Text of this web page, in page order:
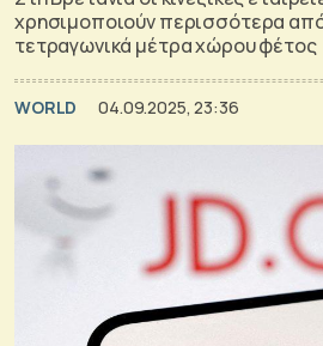
χρησιμοποιούν περισσότερα
τετραγωνικά μέτρα χώρου φέτος
WORLD 04.09.2025, 23:36